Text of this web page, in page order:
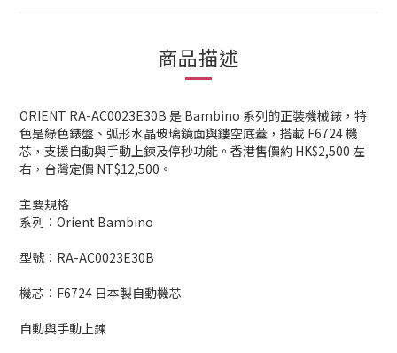
商品描述
ORIENT RA-AC0023E30B 是 Bambino 系列的正裝機械錶，特
色是綠色錶盤、弧形水晶玻璃鏡面與鏤空底蓋，搭載 F6724 機
芯，支援自動與手動上鍊及停秒功能。香港售價約 HK$2,500 左
右，台灣定價 NT$12,500。
主要規格
系列：Orient Bambino
型號：RA-AC0023E30B
機芯：F6724 日本製自動機芯
自動與手動上鍊